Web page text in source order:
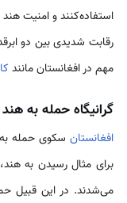
استفاده‌کنند و امنیت
رقابت شدیدی بین دو
مهم در افغانستان مانند
گرانیگاه حمله به هند
افغانستان سکوی حمله
برای مثال رسیدن به
می‌شدند. در این قبیل